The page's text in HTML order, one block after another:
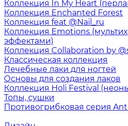
Коллекция In My Heart
Коллекция Enchanted Forest
Коллекция feat @Nail_ru
Коллекция Emotions
эффектами)
Коллекция Collaboration by
Классическая коллекция
Лечебные лаки для ногтей
Основы для создания лаков
Коллекция Holi Festival
Топы, сушки
Противогрибковая серия